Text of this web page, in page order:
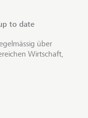
to date
über
Wirtschaft,